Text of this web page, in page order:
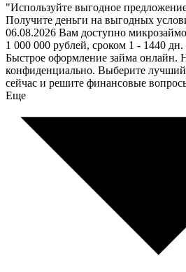
"Используйте выгодное
Получите деньги на выгодных
06.08.2026 Вам доступно
1 000 000 рублей, сроком 1 - 1440 дн.
Быстрое оформление займа онлайн.
конфиденциально. Выберите
сейчас и решите финансовые
Еще